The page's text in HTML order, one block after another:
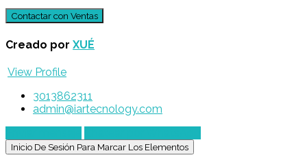
Creado por XUÉ
View Profile
3013862311
admin@iartecnology.com
Inicio De Sesión Para Marcar Los Elementos